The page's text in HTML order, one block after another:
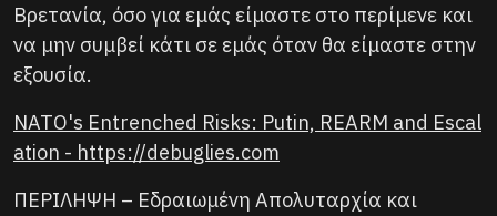
Βρετανία, όσο για εμάς είμαστε στο περίμενε και
να μην συμβεί κάτι σε εμάς όταν θα είμαστε στην
εξουσία.
NATO's Entrenched Risks: Putin, REARM and Escal
ation - https://debuglies.com
ΠΕΡΙΛΗΨΗ – Εδραιωμένη Απολυταρχία και